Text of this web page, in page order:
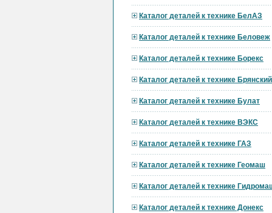
Каталог деталей к технике БелАЗ
Каталог деталей к технике Беловеж
Каталог деталей к технике Борекс
Каталог деталей к технике
Каталог деталей к технике Булат
Каталог деталей к технике ВЭКС
Каталог деталей к технике ГАЗ
Каталог деталей к технике Геомаш
Каталог деталей к технике
Каталог деталей к технике Донекс